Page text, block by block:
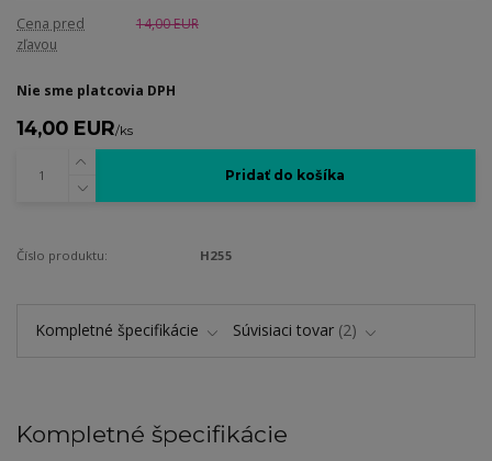
Cena pred
zľavou
14,00 EUR
Nie sme platcovia DPH
14,00 EUR/ks
Pridať do košíka
Číslo produktu: H255
Kompletné špecifikácie Súvisiaci tovar 2
Kompletné špecifikácie